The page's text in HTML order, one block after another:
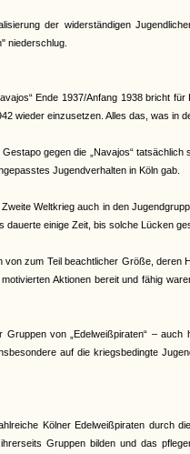
der widerständigen
niederschlug.
Ende 1937/Anfang 1938 bricht
wieder einzusetzen. Alles das, was in
gegen die „Navajos“
Jugendverhalten in Köln gab.
Weltkrieg auch in den
dauerte einige Zeit, bis solche Lücken
von zum Teil beachtlicher Größe,
Aktionen bereit und fähig
Gruppen von „Edelweißpiraten“ –
auf die kriegsbedingte
Kölner Edelweißpiraten durch
Gruppen bilden und das